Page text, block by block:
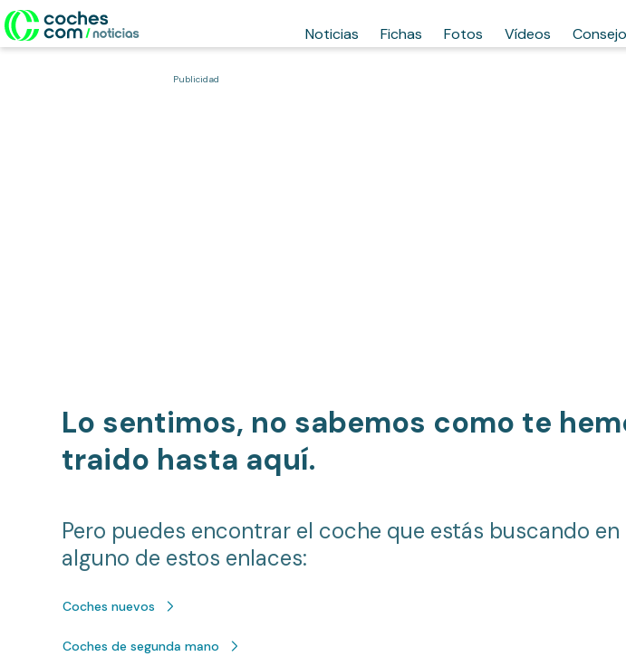
Noticias Fichas Fotos Vídeos
Publicidad
Lo sentimos, no sabemos como te
traido hasta aquí.
Pero puedes encontrar el coche que estás buscando en
alguno de estos enlaces:
Coches nuevos
Coches de segunda mano